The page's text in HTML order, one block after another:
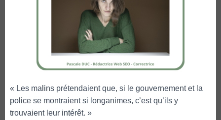
« Les malins prétendaient que, si le gouvernement et la
police se montraient si longanimes, c’est qu’ils y
trouvaient leur intérêt. »